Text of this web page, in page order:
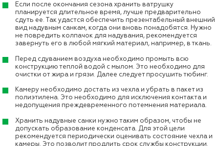
Если после окончания сезона хранить ватрушку
планируется длительное время, лучше предварительно
сдуть ее. Так удастся обеспечить презентабельный внешний
вид надувным санкам, когда они вновь понадобятся. Нужно
не повредить колпачок для надувания, рекомендуется
завернуть его в любой мягкий материал, например, в ткань.
Перед сдуванием воздуха необходимо промыть всю
конструкцию теплой водой с мылом. Это необходимо для
очистки от жира и грязи. Далее следует просушить тюбинг.
Камеру необходимо достать из чехла и убрать в пакет из
полиэтилена. Это необходимо для исключения контакта и
недопущения преждевременного потемнения материала.
Хранить надувные санки нужно таким образом, чтобы не
допускать образование конденсата. Для этой цели
рекомендуется периодически оценивать состояние чехла и
камеры. Это позволит продлить срок службы конструкции.